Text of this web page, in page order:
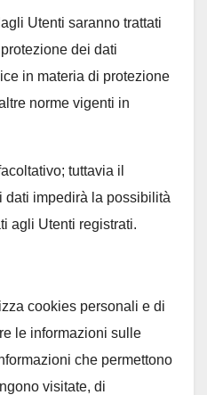
Utenti saranno trattati
dei dati
in materia di protezione
norme vigenti in
tuttavia il
dati impedirà la possibilità
agli Utenti registrati.
cookies personali e di
le informazioni sulle
che permettono
visitate, di